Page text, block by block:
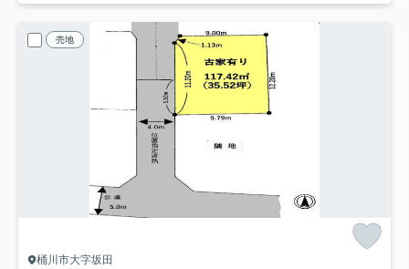
売地
桶川市大字坂田